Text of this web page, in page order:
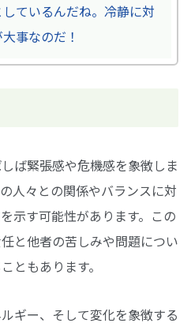
ているんだね。冷静に対
事なのだ！
ば緊張感や危機感を象徴しま
人々との関係やバランスに対
示す可能性があります。この
と他者の苦しみや問題につい
ともあります。
ギー、そして変化を象徴する